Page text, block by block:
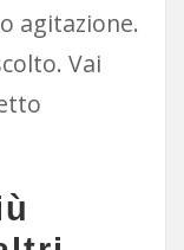
agitazione.
Vai